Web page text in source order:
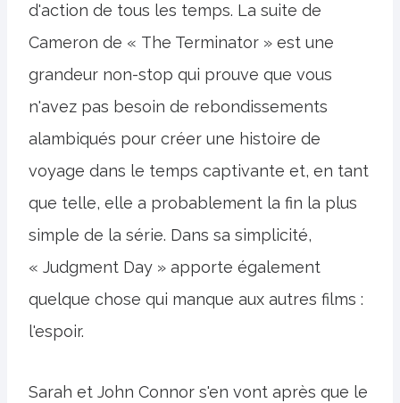
d'action de tous les temps. La suite de
Cameron de « The Terminator » est une
grandeur non-stop qui prouve que vous
n'avez pas besoin de rebondissements
alambiqués pour créer une histoire de
voyage dans le temps captivante et, en tant
que telle, elle a probablement la fin la plus
simple de la série. Dans sa simplicité,
« Judgment Day » apporte également
quelque chose qui manque aux autres films :
l'espoir.
Sarah et John Connor s'en vont après que le